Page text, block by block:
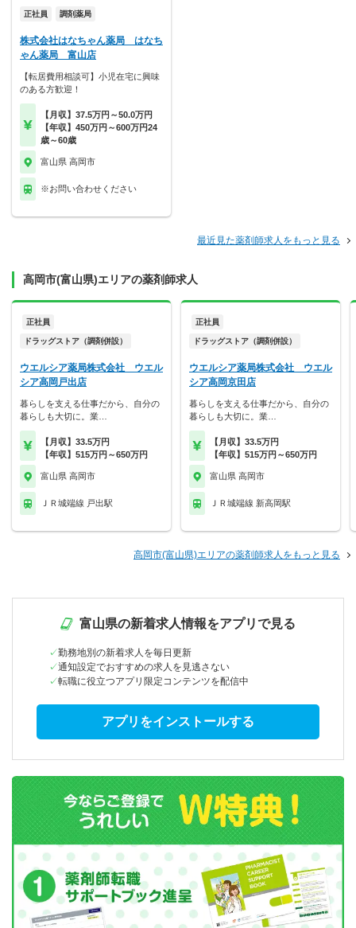
正社員 調剤薬局
株式会社はなちゃん薬局 はなち
ゃん薬局 富山店
【転居費用相談可】小児在宅に興味
のある方歓迎！
【月収】37.5万円～50.0万円
【年収】450万円～600万円24
歳～60歳
富山県 高岡市
※お問い合わせください
最近見た薬剤師求人をもっと見る
高岡市(富山県)エリアの薬剤師求人
正社員
ドラッグストア（調剤併設）
ウエルシア薬局株式会社 ウエル
シア高岡戸出店
暮らしを支える仕事だから、自分の
暮らしも大切に。業…
【月収】33.5万円
【年収】515万円～650万円
富山県 高岡市
ＪＲ城端線 戸出駅
正社員
ドラッグストア（調剤併設）
ウエルシア薬局株式会社 ウエル
シア高岡京田店
暮らしを支える仕事だから、自分の
暮らしも大切に。業…
【月収】33.5万円
【年収】515万円～650万円
富山県 高岡市
ＪＲ城端線 新高岡駅
高岡市(富山県)エリアの薬剤師求人をもっと見る
富山県の新着求人情報をアプリで見る
勤務地別の新着求人を毎日更新
通知設定でおすすめの求人を見逃さない
転職に役立つアプリ限定コンテンツを配信中
アプリをインストールする